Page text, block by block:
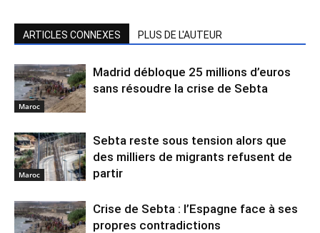
ARTICLES CONNEXES PLUS DE L'AUTEUR
Maroc
Madrid débloque 25 millions d’euros
sans résoudre la crise de Sebta
Maroc
Sebta reste sous tension alors que
des milliers de migrants refusent de
partir
Crise de Sebta : l’Espagne face à ses
propres contradictions